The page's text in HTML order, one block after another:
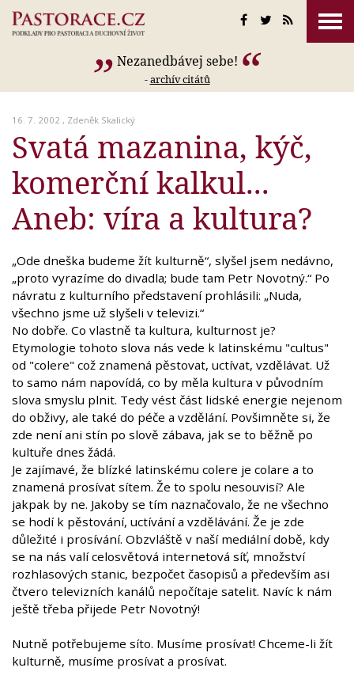
Nezanedbávej sebe!
-archív citátů
16. 7. 2002 , Zdeněk Skalický
Svatá mazanina, kýč,
komerční kalkul...
Aneb: víra a kultura?
„Ode dneška budeme žít kulturně“, slyšel jsem nedávno,
„proto vyrazíme do divadla; bude tam Petr Novotný.“ Po
návratu z kulturního představení prohlásili: „Nuda,
všechno jsme už slyšeli v televizi.“
No dobře. Co vlastně ta kultura, kulturnost je?
Etymologie tohoto slova nás vede k latinskému "cultus"
od "colere" což znamená pěstovat, uctívat, vzdělávat. Už
to samo nám napovídá, co by měla kultura v původním
slova smyslu plnit. Tedy vést část lidské energie nejenom
do obživy, ale také do péče a vzdělání. Povšimněte si, že
zde není ani stín po slově zábava, jak se to běžně po
kultuře dnes žádá.
Je zajímavé, že blízké latinskému colere je colare a to
znamená prosívat sítem. Že to spolu nesouvisí? Ale
jakpak by ne. Jakoby se tím naznačovalo, že ne všechno
se hodí k pěstování, uctívání a vzdělávání. Že je zde
důležité i prosívání. Obzvláště v naší mediální době, kdy
se na nás valí celosvětová internetová síť, množství
rozhlasových stanic, bezpočet časopisů a především asi
čtvero televizních kanálů nepočítaje satelit. Navíc k nám
ještě třeba přijede Petr Novotný!
Nutně potřebujeme síto. Musíme prosívat! Chceme-li žít
kulturně, musíme prosívat a prosívat.